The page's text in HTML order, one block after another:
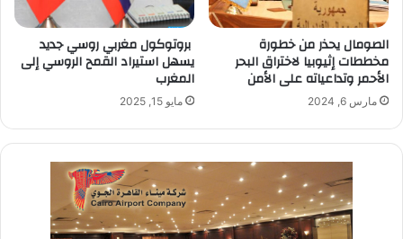
الصومال يحذر من خطورة
مخططات إثيوبيا لاختراق البحر
الأحمر وتداعياته على الأمن
مارس 6, 2024
بروتوكول مغربي روسي جديد
يسهل استيراد القمح الروسي إلى
المغرب
مايو 15, 2025